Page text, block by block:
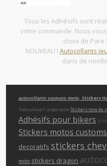
Tous les Adhésifs sont
votre commande. Nous
choix de Pare
NOUVEAU ! Autocollants
dans de
autocollants casques moto, Stickers
Autocollant Casque moto Stickers tete de
Adhésifs pour bikers
Stickers motos customs
decoratifs,stickers
moto,stickers dragon,